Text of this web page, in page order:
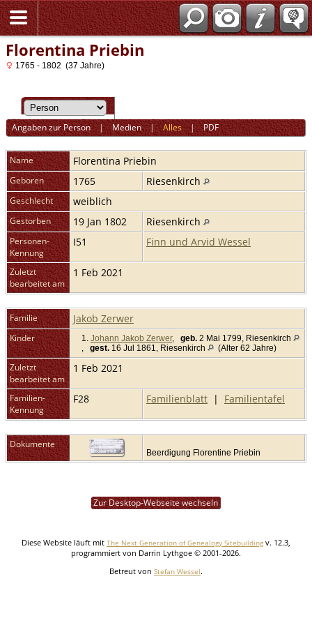
Florentina Priebin
1765 - 1802 (37 Jahre)
Angaben zur Person|Medien|Alles|PDF
Name Florentina Priebin
Geboren 1765 Riesenkirch
Geschlecht weiblich
Gestorben 19 Jan 1802 Riesenkirch
Personen-
Kennung
I51 Finn und Arvid Wessel
Zuletzt
bearbeitet am
1 Feb 2021
Familie Jakob Zerwer
Kinder 1. Johann Jakob Zerwer, geb. 2 Mai 1799, Riesenkirch
, gest. 16 Jul 1861, Riesenkirch (Alter 62 Jahre)
Zuletzt
bearbeitet am
1 Feb 2021
Familien-
Kennung
F28 Familienblatt | Familientafel
Dokumente
Beerdigung Florentine Priebin
Zur Desktop-Webseite wechseln
Diese Website läuft mit The Next Generation of Genealogy Sitebuilding v. 12.3,
programmiert von Darrin Lythgoe © 2001-2026.
Betreut von Stefan Wessel.